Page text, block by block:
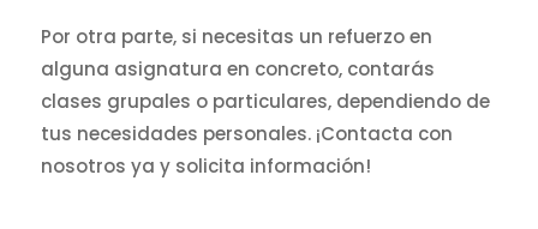
Por otra parte, si necesitas un refuerzo en
alguna asignatura en concreto, contarás
clases grupales o particulares, dependiendo de
tus necesidades personales. ¡Contacta con
nosotros ya y solicita información!